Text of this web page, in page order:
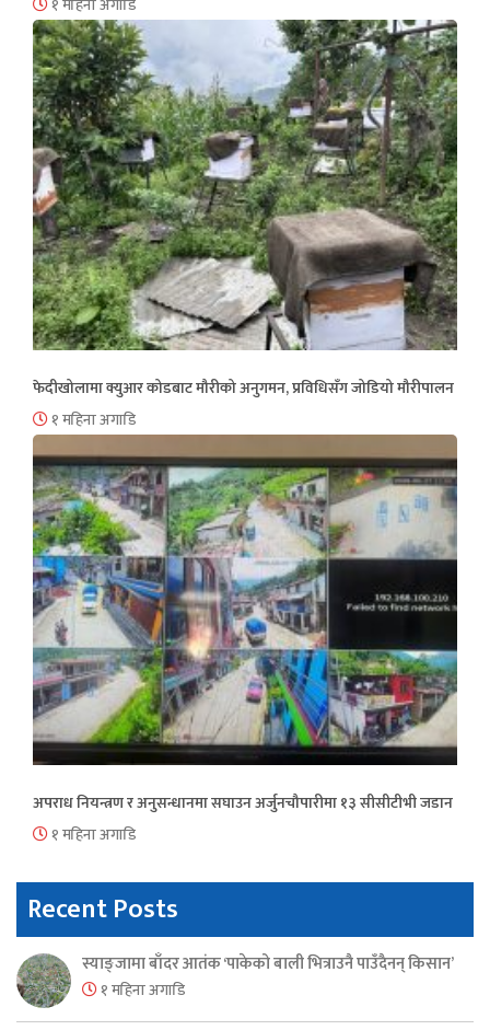
फेदीखोलामा क्युआर कोडबाट मौरीको अनुगमन, प्रविधिसँग जोडियो मौरीपालन
१ महिना अगाडि
अपराध नियन्त्रण र अनुसन्धानमा सघाउन अर्जुनचौपारीमा १३ सीसीटीभी जडान
१ महिना अगाडि
Recent Posts
स्याङ्जामा बाँदर आतंक ‘पाकेको बाली भित्राउनै पाउँदैनन् किसान’
१ महिना अगाडि